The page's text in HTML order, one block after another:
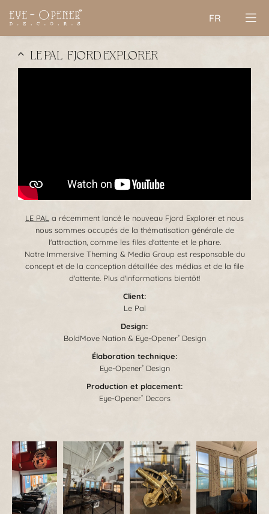
FR
LE PAL | FJORD EXPLORER
LE PAL a récemment lancé le nouveau Fjord Explorer et nous
nous sommes occupés de la thématisation générale de
l'attraction, comme les files d'attente et le phare.
Notre Immersive Theming & Media Group est responsable du
concept et de la conception détaillée des médias et de la file
d'attente. Plus d'informations bientôt!
Client:
Le Pal
Design:
BoldMove Nation & Eye-Opener®Design
Élaboration technique:
Eye-Opener®Design
Production et placement:
Eye-Opener®Decors